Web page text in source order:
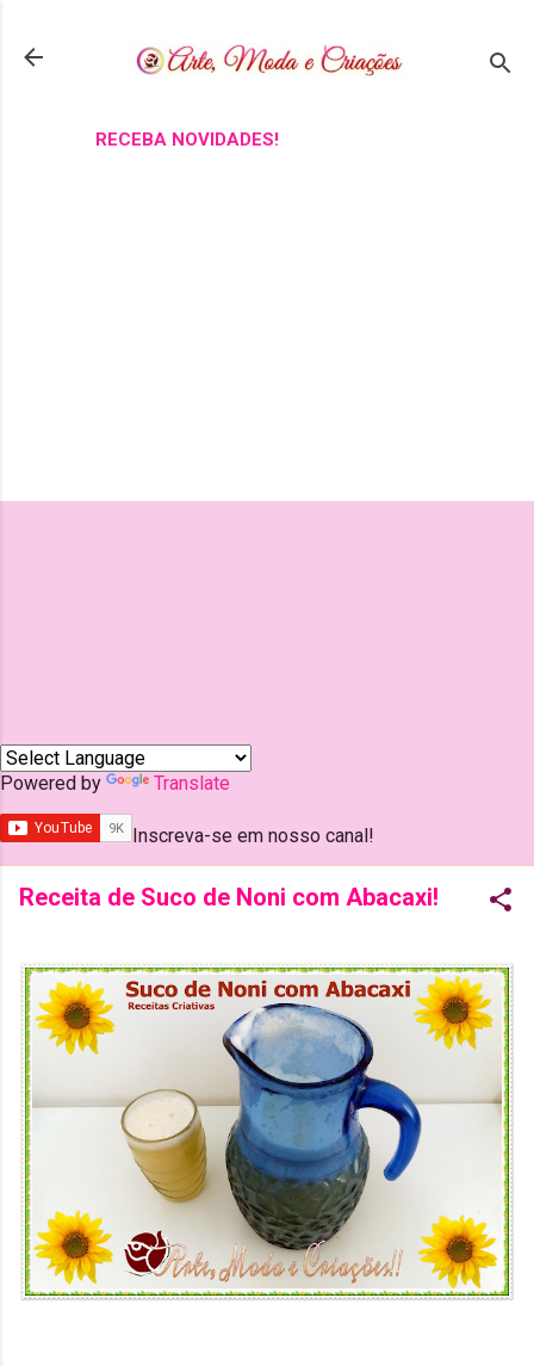
RECEBA NOVIDADES!
Powered by Translate
Inscreva-se em nosso canal!
Receita de Suco de Noni com Abacaxi!